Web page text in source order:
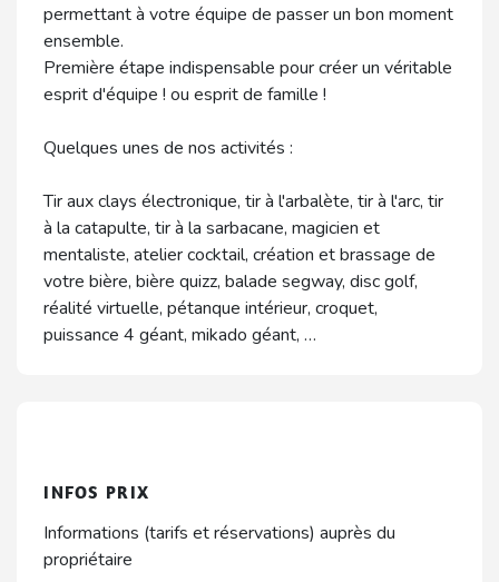
permettant à votre équipe de passer un bon moment
ensemble.
Première étape indispensable pour créer un véritable
esprit d'équipe ! ou esprit de famille !
Quelques unes de nos activités :
Tir aux clays électronique, tir à l'arbalète, tir à l'arc, tir
à la catapulte, tir à la sarbacane, magicien et
mentaliste, atelier cocktail, création et brassage de
votre bière, bière quizz, balade segway, disc golf,
réalité virtuelle, pétanque intérieur, croquet,
puissance 4 géant, mikado géant, …
INFOS PRIX
Informations (tarifs et réservations) auprès du
propriétaire